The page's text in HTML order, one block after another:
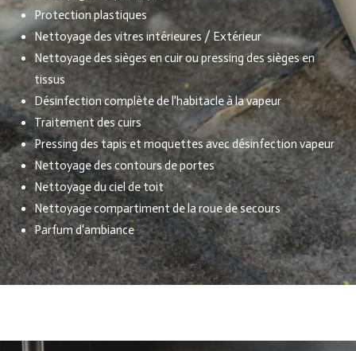
Protection plastiques
Nettoyage des vitres intérieures / Extérieur
Nettoyage des sièges en cuir ou pressing des sièges en
tissus
Désinfection complète de l'habitacle à la vapeur
Traitement des cuirs
Pressing des tapis et moquettes avec désinfection vapeur
Nettoyage des contours de portes
Nettoyage du ciel de toit
Nettoyage compartiment de la roue de secours
Parfum d'ambiance